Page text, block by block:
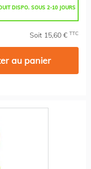
DISPO. SOUS 2-10 JOURS
Soit 15,60 € TTC
au panier